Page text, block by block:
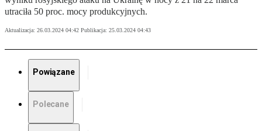
utraciła 50 proc. mocy produkcyjnych.
Aktualizacja: 26.03.2024 04:42 Publikacja: 25.03.2024 04:43
Powiązane
Polecane